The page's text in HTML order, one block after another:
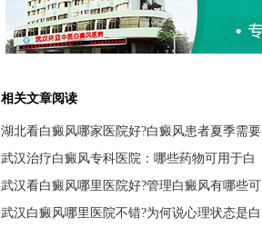
相关文章阅读
湖北看白癜风哪家医院好?白癜风患者夏季需要
武汉治疗白癜风专科医院：哪些药物可用于白
武汉看白癜风哪里医院好?管理白癜风有哪些可
武汉白癜风哪里医院不错?为何说心理状态是白